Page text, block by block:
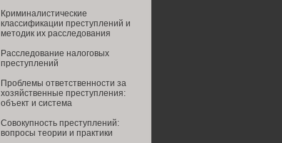
Криминалистические
классификации преступлений и
методик их расследования
Расследование налоговых
преступлений
Проблемы ответственности за
хозяйственные преступления:
объект и система
Совокупность преступлений:
вопросы теории и практики